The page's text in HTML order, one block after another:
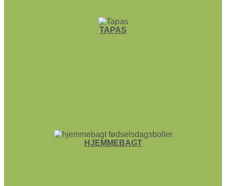
TAPAS
HJEMME­BAGT